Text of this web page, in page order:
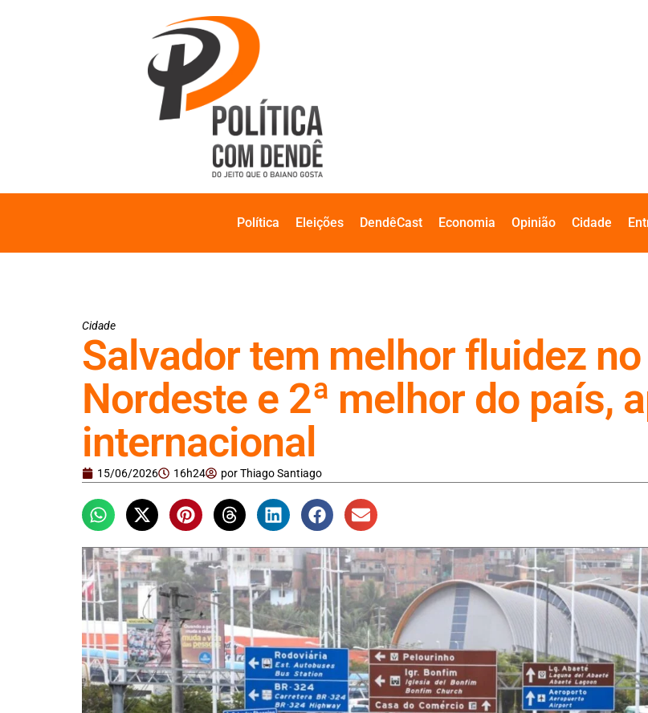
Política Eleições DendêCast Economia Opinião Cidade
Cidade
Salvador tem melhor fluidez
Nordeste e 2ª melhor do país,
internacional
15/06/2026 16h24 porThiago Santiago